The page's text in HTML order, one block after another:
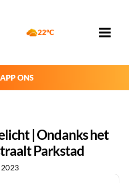
22°C
APP ONS
| Ondanks het
Parkstad
2023